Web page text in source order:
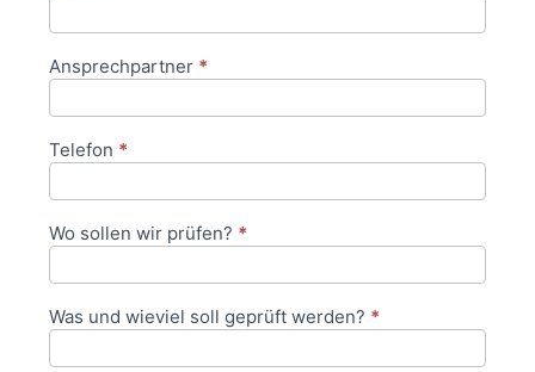
Ansprechpartner *
Telefon *
Wo sollen wir prüfen? *
Was und wieviel soll geprüft werden? *